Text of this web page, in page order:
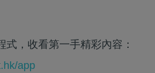
，收看第一手精彩內容：
app